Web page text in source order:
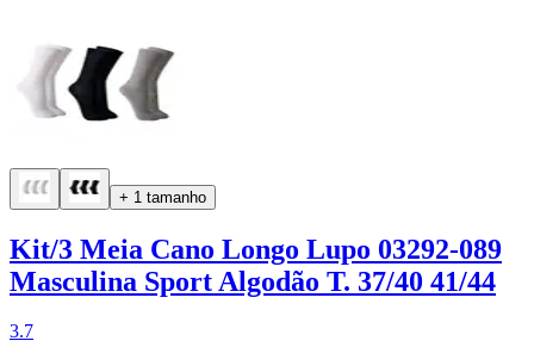
+ 1 tamanho
Kit/3 Meia Cano Longo Lupo 03292-089
Masculina Sport Algodão T. 37/40 41/44
3.7